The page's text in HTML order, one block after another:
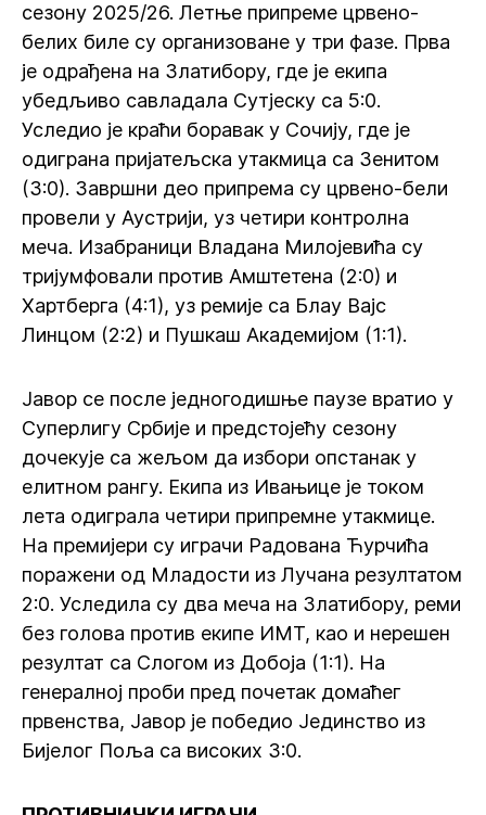
сезону 2025/26. Летње припреме црвено-
белих биле су организоване у три фазе. Прва
је одрађена на Златибору, где је екипа
убедљиво савладала Сутјеску са 5:0.
Уследио је краћи боравак у Сочију, где је
одиграна пријатељска утакмица са Зенитом
(3:0). Завршни део припрема су црвено-бели
провели у Аустрији, уз четири контролна
меча. Изабраници Владана Милојевића су
тријумфовали против Амштетена (2:0) и
Хартберга (4:1), уз ремије са Блау Вајс
Линцом (2:2) и Пушкаш Академијом (1:1).
Јавор се после једногодишње паузе вратио у
Суперлигу Србије и предстојећу сезону
дочекује са жељом да избори опстанак у
елитном рангу. Екипа из Ивањице је током
лета одиграла четири припремне утакмице.
На премијери су играчи Радована Ћурчића
поражени од Младости из Лучана резултатом
2:0. Уследила су два меча на Златибору, реми
без голова против екипе ИМТ, као и нерешен
резултат са Слогом из Добоја (1:1). На
генералној проби пред почетак домаћег
првенства, Јавор је победио Јединство из
Бијелог Поља са високих 3:0.